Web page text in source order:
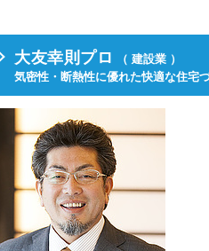
大友幸則プロ
（ 建設業 ）
気密性・断熱性に優れた快適な住宅